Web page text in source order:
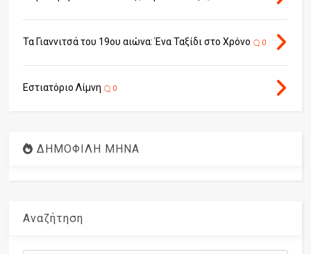
Τα Γιαννιτσά του 19ου αιώνα: Ένα Ταξίδι στο Χρόνο 0
Εστιατόριο Λίμνη 0
ΔΗΜΟΦΙΛΗ ΜΗΝΑ
Αναζήτηση